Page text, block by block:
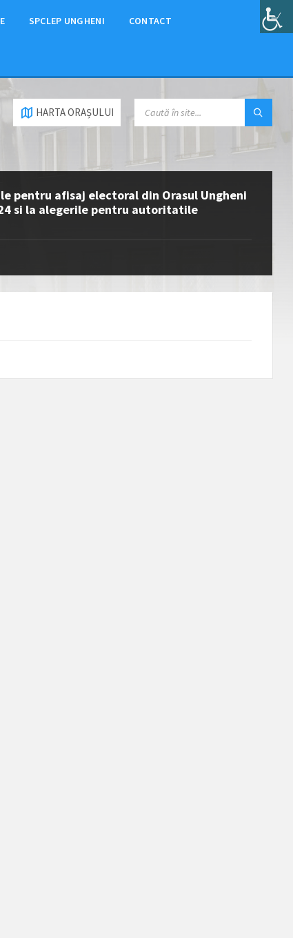
SPCLEP UNGHENI CONTACT
HARTA ORAȘULUI
pentru afisaj electoral din Orasul Ungheni
si la alegerile pentru autoritatile